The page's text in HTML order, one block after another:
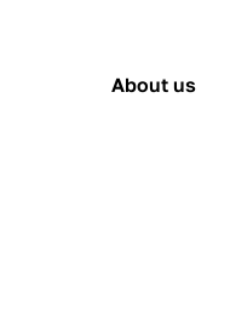
About us